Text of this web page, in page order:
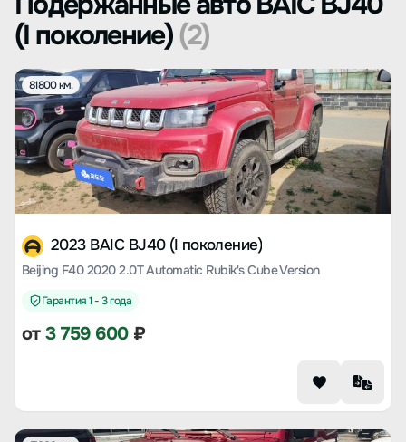
(I поколение)(2)
81800 км.
2023 BAIC BJ40 (I поколение)
Beijing F40 2020 2.0T Automatic Rubik's Cube Version
Гарантия 1 - 3 года
от3 759 600₽